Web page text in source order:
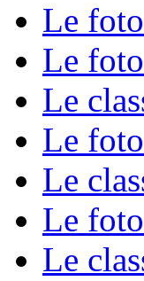
Le
Le
Le
Le
Le
Le
Le